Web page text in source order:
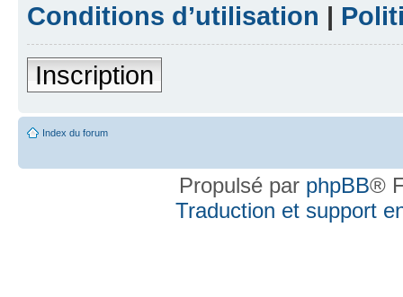
Conditions d’utilisation |
Inscription
Index du forum
Propulsé par phpBB®
Traduction et support